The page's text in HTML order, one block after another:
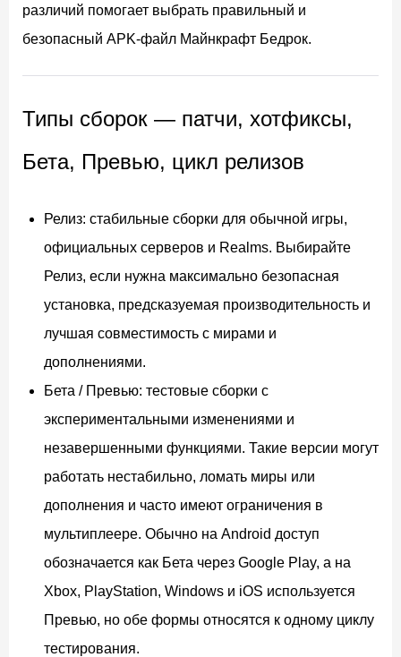
различий помогает выбрать правильный и
безопасный APK-файл Майнкрафт Бедрок.
Типы сборок — патчи, хотфиксы,
Бета, Превью, цикл релизов
Релиз: стабильные сборки для обычной игры,
официальных серверов и Realms. Выбирайте
Релиз, если нужна максимально безопасная
установка, предсказуемая производительность и
лучшая совместимость с мирами и
дополнениями.
Бета / Превью: тестовые сборки с
экспериментальными изменениями и
незавершенными функциями. Такие версии могут
работать нестабильно, ломать миры или
дополнения и часто имеют ограничения в
мультиплеере. Обычно на Android доступ
обозначается как Бета через Google Play, а на
Xbox, PlayStation, Windows и iOS используется
Превью, но обе формы относятся к одному циклу
тестирования.